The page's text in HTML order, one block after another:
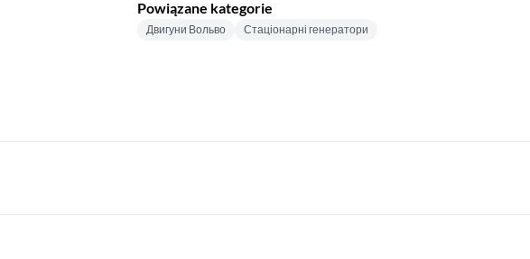
Powiązane kategorie
Двигуни Вольво Стаціонарні генератори